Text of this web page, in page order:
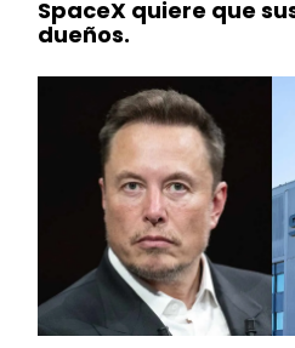
SpaceX quiere que
dueños.